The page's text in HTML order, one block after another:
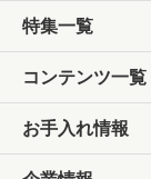
特集一覧
コンテンツ一覧
お手入れ情報